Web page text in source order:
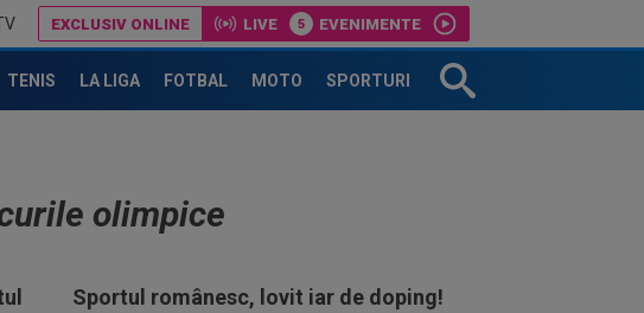
EXCLUSIV ONLINE LIVE EVENIMENTE
TENIS LA LIGA FOTBAL MOTO SPORTURI
olimpice
Sportul românesc, lovit iar de doping!